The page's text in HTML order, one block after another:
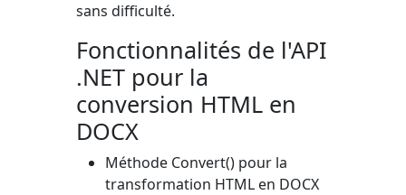
sans difficulté.
Fonctionnalités de l'API
.NET pour la
conversion HTML en
DOCX
Méthode Convert() pour la
transformation HTML en DOCX